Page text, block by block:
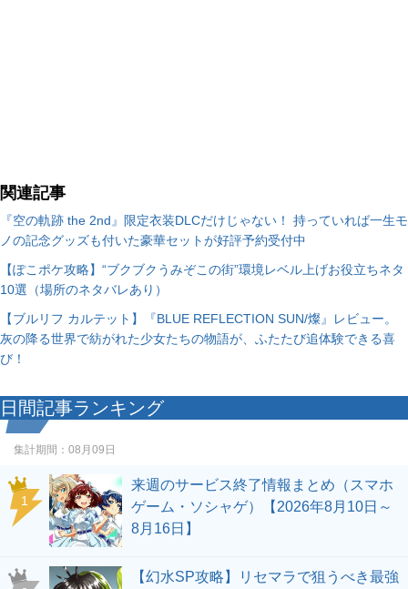
関連記事
『空の軌跡 the 2nd』限定衣装DLCだけじゃない！ 持っていれば一生モ
ノの記念グッズも付いた豪華セットが好評予約受付中
【ぽこポケ攻略】“ブクブクうみぞこの街”環境レベル上げお役立ちネタ
10選（場所のネタバレあり）
【ブルリフ カルテット】『BLUE REFLECTION SUN/燦』レビュー。
灰の降る世界で紡がれた少女たちの物語が、ふたたび追体験できる喜
び！
日間記事ランキング
集計期間： 08月09日
1
来週のサービス終了情報まとめ（スマホ
ゲーム・ソシャゲ）【2026年8月10日～
8月16日】
【幻水SP攻略】リセマラで狙うべき最強